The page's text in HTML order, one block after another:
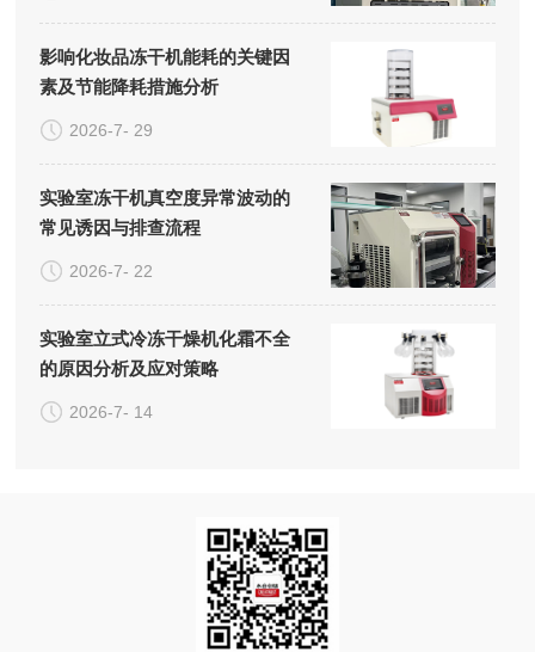
影响化妆品冻干机能耗的关键因
素及节能降耗措施分析
2026-7- 29
实验室冻干机真空度异常波动的
常见诱因与排查流程
2026-7- 22
实验室立式冷冻干燥机化霜不全
的原因分析及应对策略
2026-7- 14